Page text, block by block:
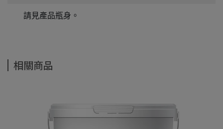
請見產品瓶身。
相關商品